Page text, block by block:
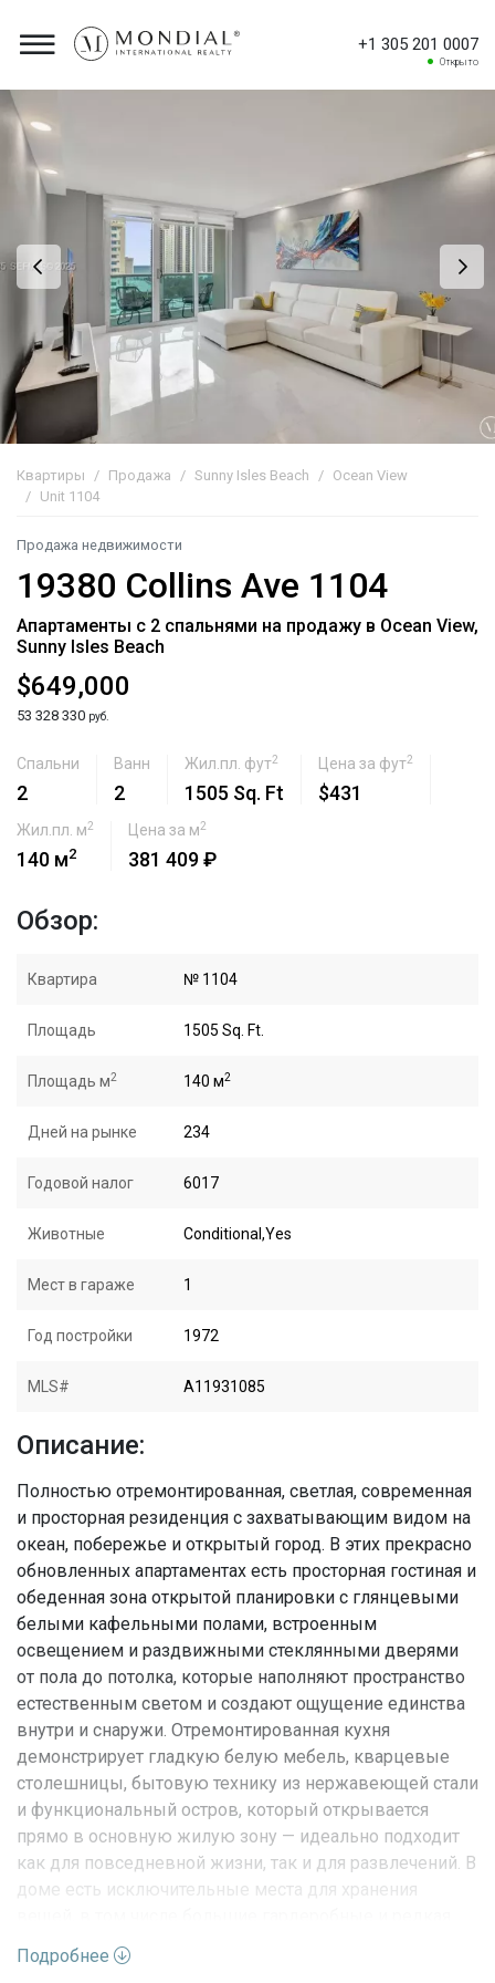
+1 305 201 0007
Открыто
Квартиры Продажа Sunny Isles Beach
Ocean View
Unit 1104
Продажа недвижимости
19380 Collins Ave 1104
Апартаменты с 2 спальнями на продажу в Ocean View,
Sunny Isles Beach
$649,000
53 328 330 руб.
Спальни
2
Ванн
2
Жил.пл. фут2
1505 Sq. Ft
Цена за фут2
$431
Жил.пл. м2
140 м2
Цена за м2
381 409 ₽
Обзор:
Квартира № 1104
Площадь 1505 Sq. Ft.
Площадь м2 140 м2
Дней на рынке 234
Годовой налог 6017
Животные Conditional,Yes
Мест в гараже 1
Год постройки 1972
MLS# A11931085
Описание:
Полностью отремонтированная, светлая, современная
и просторная резиденция с захватывающим видом на
океан, побережье и открытый город. В этих прекрасно
обновленных апартаментах есть просторная гостиная и
обеденная зона открытой планировки с глянцевыми
белыми кафельными полами, встроенным
освещением и раздвижными стеклянными дверями
от пола до потолка, которые наполняют пространство
естественным светом и создают ощущение единства
внутри и снаружи. Отремонтированная кухня
демонстрирует гладкую белую мебель, кварцевые
столешницы, бытовую технику из нержавеющей стали
и функциональный остров, который открывается
прямо в основную жилую зону — идеально подходит
как для повседневной жизни, так и для развлечений. В
доме есть исключительные места для хранения
отдельная гардеробная. Просторный балкон, на
который можно попасть из гостиной, обеспечивает
Подробнее